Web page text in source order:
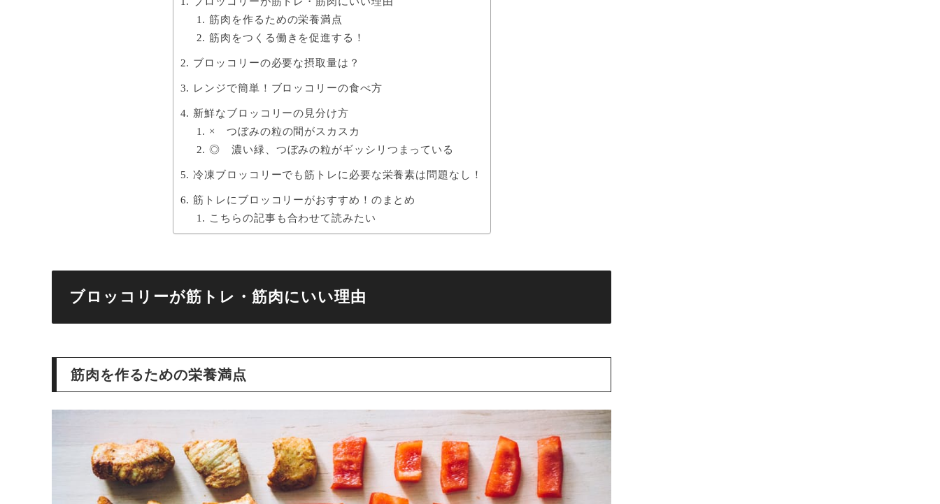
筋肉を作るための栄養満点
筋肉をつくる働きを促進する！
ブロッコリーの必要な摂取量は？
レンジで簡単！ブロッコリーの食べ方
新鮮なブロッコリーの見分け方
× つぼみの粒の間がスカスカ
◎ 濃い緑、つぼみの粒がギッシリつまっている
冷凍ブロッコリーでも筋トレに必要な栄養素は問題なし！
筋トレにブロッコリーがおすすめ！のまとめ
こちらの記事も合わせて読みたい
ブロッコリーが筋トレ・筋肉にいい理由
筋肉を作るための栄養満点